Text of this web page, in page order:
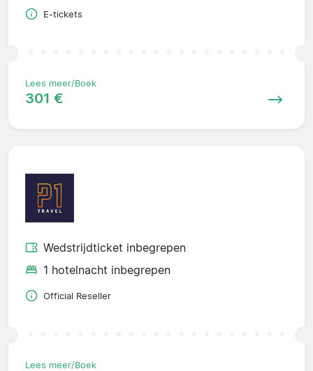
E-tickets
Lees meer/Boek
301 €
Wedstrijdticket inbegrepen
1 hotelnacht inbegrepen
Official Reseller
Lees meer/Boek